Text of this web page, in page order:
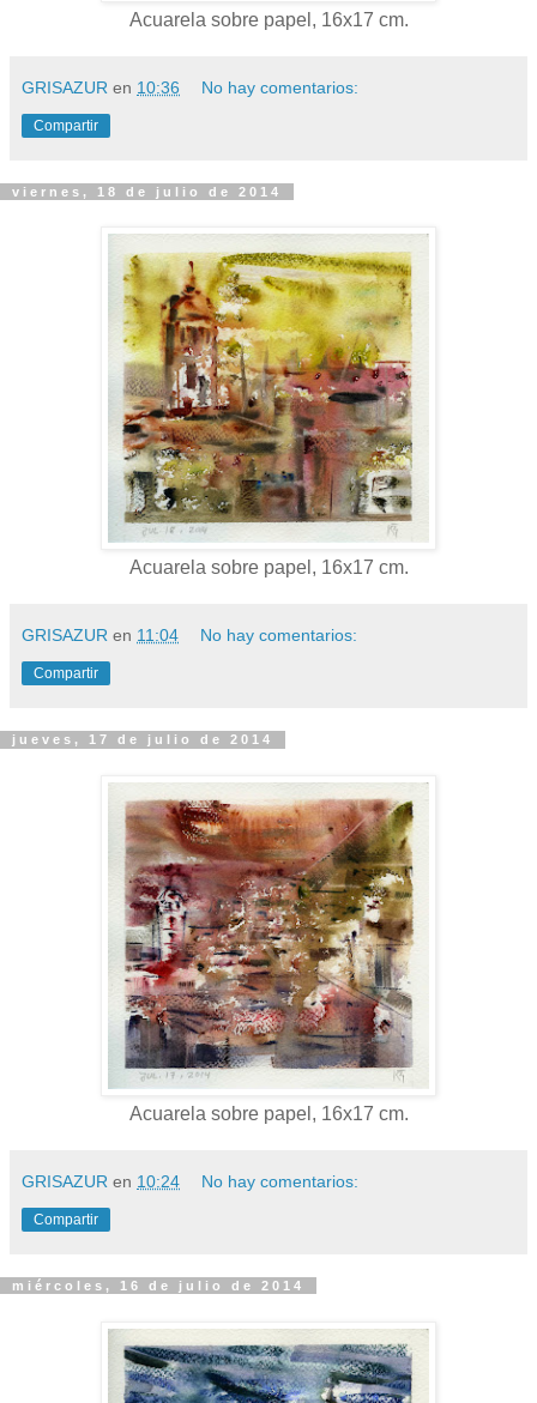
Acuarela sobre papel, 16x17 cm.
GRISAZUR en 10:36 No hay comentarios:
Compartir
viernes, 18 de julio de 2014
Acuarela sobre papel, 16x17 cm.
GRISAZUR en 11:04 No hay comentarios:
Compartir
jueves, 17 de julio de 2014
Acuarela sobre papel, 16x17 cm.
GRISAZUR en 10:24 No hay comentarios:
Compartir
miércoles, 16 de julio de 2014